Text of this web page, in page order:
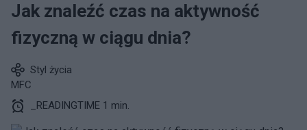
Jak znaleźć czas na aktywność
fizyczną w ciągu dnia?
Styl życia
MFC
_READINGTIME 1 min.